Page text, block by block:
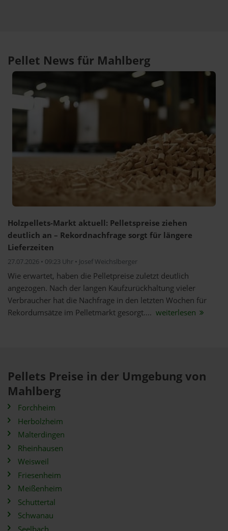
Pellet News für Mahlberg
Holzpellets-Markt aktuell: Pelletspreise ziehen
deutlich an – Rekordnachfrage sorgt für längere
Lieferzeiten
27.07.2026 • 09:23 Uhr • Josef Weichslberger
Wie erwartet, haben die Pelletpreise zuletzt deutlich
angezogen. Nach der langen Kaufzurückhaltung vieler
Verbraucher hat die Nachfrage in den letzten Wochen für
Rekordumsätze im Pelletmarkt gesorgt.... weiterlesen
Pellets Preise in der Umgebung von
Mahlberg
Forchheim
Herbolzheim
Malterdingen
Rheinhausen
Weisweil
Friesenheim
Meißenheim
Schuttertal
Schwanau